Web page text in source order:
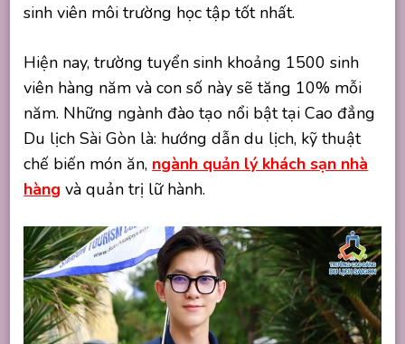
sinh viên môi trường học tập tốt nhất.
Hiện nay, trường tuyển sinh khoảng 1500 sinh
viên hàng năm và con số này sẽ tăng 10% mỗi
năm. Những ngành đào tạo nổi bật tại Cao đẳng
Du lịch Sài Gòn là: hướng dẫn du lịch, kỹ thuật
chế biến món ăn, ngành quản lý khách sạn nhà
hàng và quản trị lữ hành.